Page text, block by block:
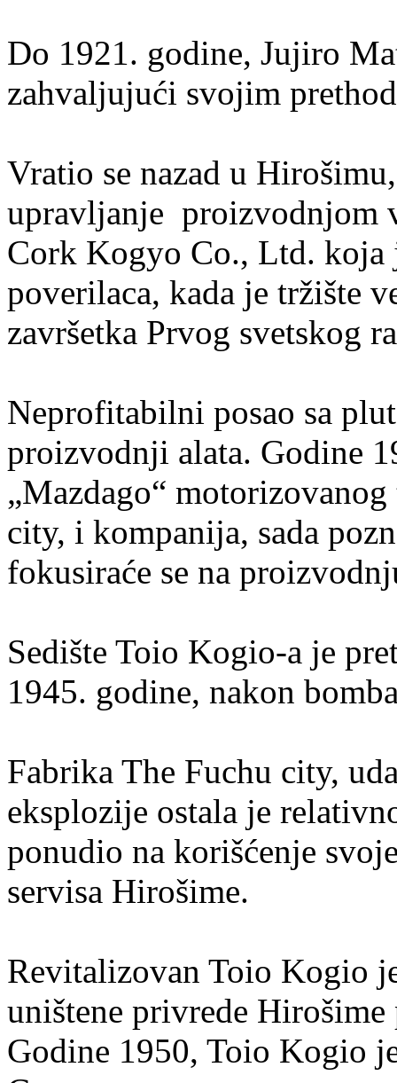
Do 1921. godine, Jujiro
zahvaljujući svojim
Vratio se nazad u
upravljanje proizvodnjom
Cork Kogyo Co., Ltd. koja
poverilaca, kada je tržište
završetka Prvog svetskog
Neprofitabilni posao sa
proizvodnji alata. Godine
„Mazdago“
city, i kompanija, sada
fokusiraće se na
Sedište Toio Kogio-a je
1945. godine, nakon
Fabrika The Fuchu city,
eksplozije ostala je
ponudio na korišćenje
servisa Hirošime.
Revitalizovan Toio Kogio
uništene privrede
Godine 1950, Toio Kogio